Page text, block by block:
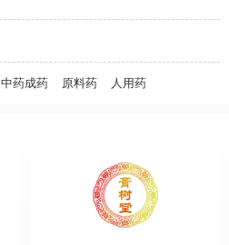
中药成药 原料药 人用药